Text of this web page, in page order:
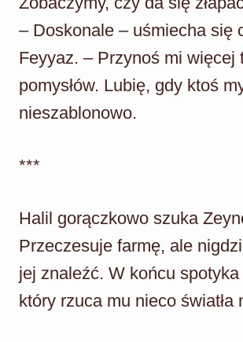
– Doskonale – uśmiecha się
Feyyaz. – Przynoś mi więcej
pomysłów. Lubię, gdy ktoś
nieszablonowo.
***
Halil gorączkowo szuka
Przeczesuje farmę, ale
jej znaleźć. W końcu
który rzuca mu nieco światła